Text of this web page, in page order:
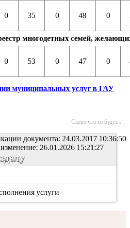
0 35 0 48 0
многодетных семей,
0 53 0 47 0
муниципальных услуг в ГАУ
Скоро что то будет...
документа: 24.03.2017 10:36:50
26.01.2026 15:21:27
услуги